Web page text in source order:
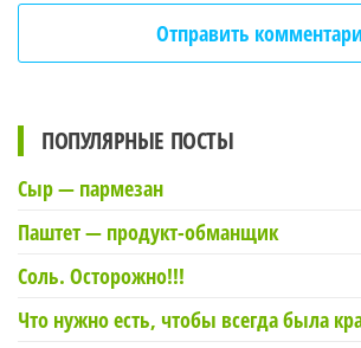
ПОПУЛЯРНЫЕ ПОСТЫ
Сыр — пармезан
Паштет — продукт-обманщик
Соль. Осторожно!!!
Что нужно есть, чтобы всегда была